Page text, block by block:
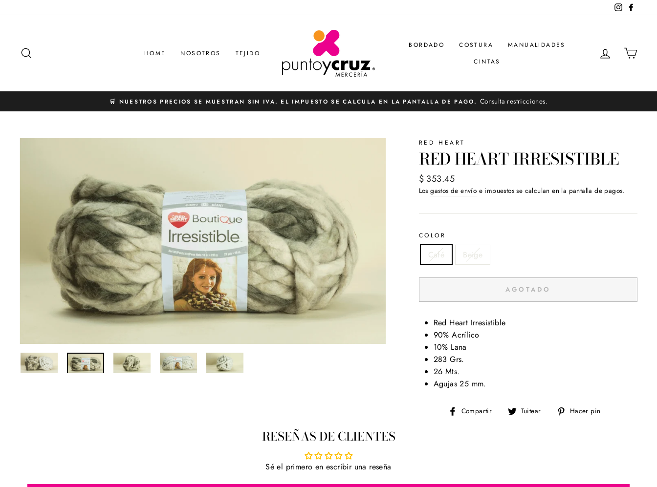
Instagram
HOME NOSOTROS TEJIDO
BORDADO COSTURA
MANUALIDADES
CINTAS
INGRESAR
diapositivas
🛒 NUESTROS PRECIOS SE MUESTRAN SIN IVA. EL IMPUESTO SE CALCULA EN LA PANTALLA DE PAGO. Consulta restricciones.
RED HEART
RED HEART IRRESISTIBLE
Precio
habitual
$ 353.45
Losgastos de envío e impuestos se calculan en la pantalla de pagos.
COLOR
Café Beige
AGOTADO
Red Heart Irresistible
90% Acrílico
10% Lana
283 Grs.
26 Mts.
Agujas 25 mm.
Compartir
Compartir
Tuitear
TuitearHacer pin
RESEÑAS DE CLIENTES
Sé el primero en escribir una reseña